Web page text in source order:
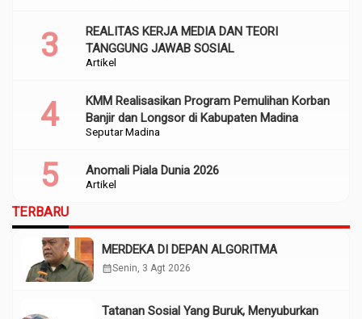
Artikel
REALITAS KERJA MEDIA DAN TEORI
TANGGUNG JAWAB SOSIAL
Seputar Madina
KMM Realisasikan Program Pemulihan Korban
Banjir dan Longsor di Kabupaten Madina
Artikel
Anomali Piala Dunia 2026
TERBARU
MERDEKA DI DEPAN ALGORITMA
calendar_monthSenin, 3 Agt 2026
Tatanan Sosial Yang Buruk, Menyuburkan